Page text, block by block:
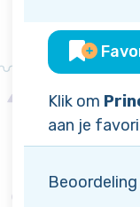
Klik om
aan je
Beoordeling